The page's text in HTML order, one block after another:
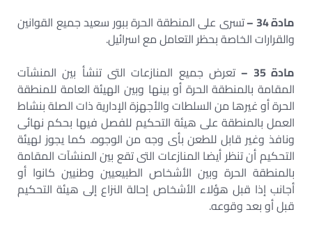
مادة 34 –
تسرى على المنطقة الحرة ببور سعيد جميع القوانين
والقرارات الخاصة بحظر التعامل مع اسرائيل.
مادة 35 –
تعرض جميع المنازعات التى تنشأ بين المنشآت
المقامة بالمنطقة الحرة أو بينها وبين الهيئة العامة للمنطقة
الحرة أو غيرها من السلطات والأجهزة الإدارية ذات الصلة بنشاط
العمل بالمنطقة على هيئة التحكيم للفصل فيها بحكم نهائى
ونافذ وغير قابل للطعن بأى وجه من الوجوه. كما يجوز لهيئة
التحكيم أن تنظر أيضا المنازعات التى تقع بين المنشآت المقامة
بالمنطقة الحرة وبين الأشخاص الطبيعيين وطنيين كانوا أو
أجانب إذا قبل هؤلاء الأشخاص إحالة النزاع إلى هيئة التحكيم
قبل أو بعد وقوعه.